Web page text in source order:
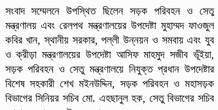
সংবাদ সম্মেলনে উপস্থিত ছিলেন সড়ক পরিবহন ও সেতু
মন্ত্রণালয় এবং রেলপথ মন্ত্রণালয়ের উপদেষ্টা মুহাম্মদ ফাওজুল
কবির খান, স্থানীয় সরকার, পল্লী উন্নয়ন ও সমবায় এবং যুব
ও ক্রীড়া মন্ত্রণালয়ের উপদেষ্টা আসিফ মাহমুদ সজীব ভূঁইয়া,
সড়ক পরিবহন ও সেতু মন্ত্রণালয়ে নিযুক্ত প্রধান উপদেষ্টার
বিশেষ সহকারী শেখ মইনউদ্দিন, সড়ক পরিবহন ও মহাসড়ক
বিভাগের সিনিয়র সচিব মো. এহছানুল হক, সেতু বিভাগের সচিব